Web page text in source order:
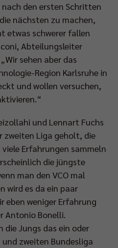
den ersten Schritten
nächsten zu machen,
etwas schwerer fallen
Abteilungsleiter
sehen aber das
Region Karlsruhe in
und wollen versuchen,
und Lennart Fuchs
zweiten Liga geholt, die
Erfahrungen sammeln
die jüngste
man den VCO mal
wird es da ein paar
eben weniger Erfahrung
Antonio Bonelli.
Jungs das ein oder
zweiten Bundesliga